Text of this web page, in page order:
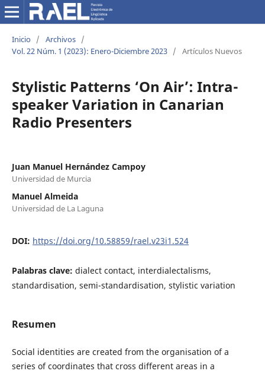
Inicio / Archivos /
Vol. 22 Núm. 1 (2023): Enero-Diciembre 2023 / Artículos Nuevos
Stylistic Patterns ‘On Air’: Intra-
speaker Variation in Canarian
Radio Presenters
Juan Manuel Hernández Campoy
Universidad de Murcia
Manuel Almeida
Universidad de La Laguna
DOI: https://doi.org/10.58859/rael.v23i1.524
Palabras clave: dialect contact, interdialectalisms,
standardisation, semi-standardisation, stylistic variation
Resumen
Social identities are created from the organisation of a
series of coordinates that cross different areas in a